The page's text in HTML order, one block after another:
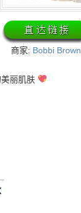
商家: Bobbi Brown
丽肌肤